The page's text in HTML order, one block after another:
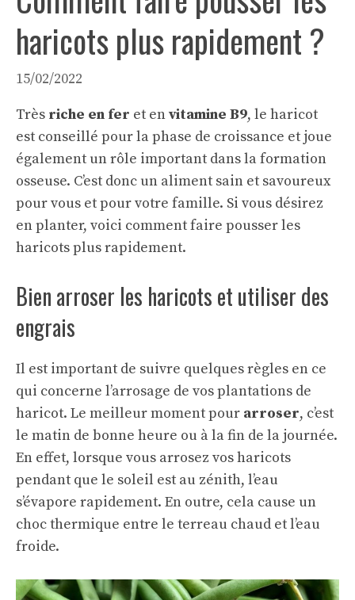
haricots plus rapidement ?
15/02/2022
Très riche en fer et envitamine B9, le haricot
est conseillé pour la phase de croissance et joue
également un rôle important dans la formation
osseuse. C’est donc un aliment sain et savoureux
pour vous et pour votre famille. Si vous désirez
en planter, voici comment faire pousser les
haricots plus rapidement.
Bien arroser les haricots et utiliser des
engrais
Il est important de suivre quelques règles en ce
qui concerne l’arrosage de vos plantations de
haricot. Le meilleur moment pour arroser, c’est
le matin de bonne heure ou à la fin de la journée.
En effet, lorsque vous arrosez vos haricots
pendant que le soleil est au zénith, l’eau
s’évapore rapidement. En outre, cela cause un
choc thermique entre le terreau chaud et l’eau
froide.